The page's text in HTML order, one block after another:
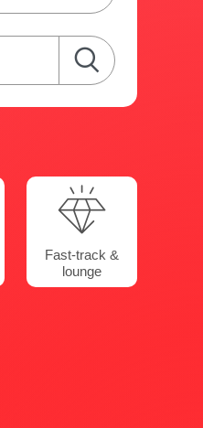
Fast-track &
lounge